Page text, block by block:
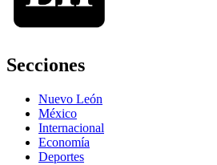
Secciones
Nuevo León
México
Internacional
Economía
Deportes